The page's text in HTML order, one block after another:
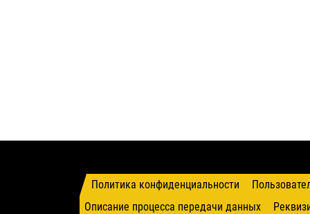
Политика конфиденциальности
Описание процесса передачи данных